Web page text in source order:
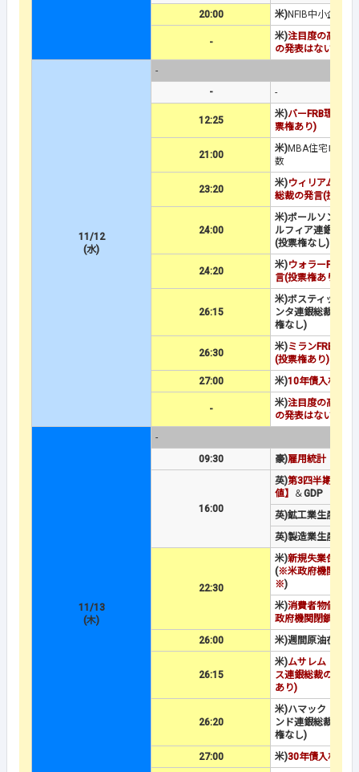
20:00
米)NFIB中小企業楽
-
米)注目度の高い経
の発表はない
11/12
(水)
-
-
-
12:25
米)バーFRB理事の
票権あり)
21:00
米)MBA住宅ローン
数
23:20
米)ウィリアムズ：
総裁の発言(投票権
24:00
米)ポールソン：フ
ルフィア連銀総裁
(投票権なし)
24:20
米)ウォラーFRB理
言(投票権あり)
26:15
米)ボスティック：
ンタ連銀総裁の発
権なし)
26:30
米)ミランFRB理事
(投票権あり)
27:00
米)10年債入札
-
米)注目度の高い経
の発表はない
11/13
(木)
-
09:30
豪)雇用統計
16:00
英)第3四半期GDP
値】
＆GDP
英)鉱工業生産
英)製造業生産高
22:30
米)新規失業保険申
(※米政府機関閉鎖
※)
米)消費者物価指数
政府機関閉鎖で未
26:00
米)週間原油在庫
26:15
米)ムサレム：セン
ス連銀総裁の発言(
あり)
26:20
米)ハマック：クリ
ンド連銀総裁の発
権なし)
27:00
米)30年債入札